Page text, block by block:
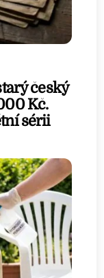
český
Kč.
sérii